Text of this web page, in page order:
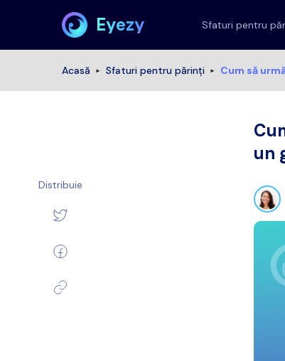
Eyezy Sfaturi pentru
Acasă Sfaturi pentru părinți Cum să
un
Distribuie